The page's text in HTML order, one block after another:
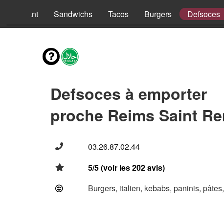
Enfant Sandwichs Tacos Burgers Defsoces
Defsoces à emporter
proche Reims Saint
03.26.87.02.44
5/5 (voir les 202 avis)
Burgers, italien, kebabs, paninis,